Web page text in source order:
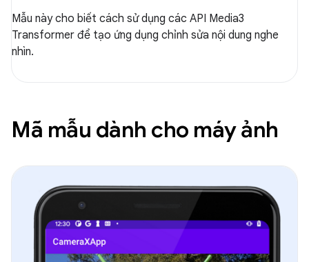
Mẫu này cho biết cách sử dụng các API Media3
Transformer để tạo ứng dụng chỉnh sửa nội dung nghe
nhìn.
Mã mẫu dành cho máy ảnh